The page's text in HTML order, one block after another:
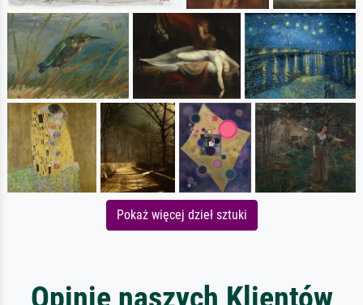
Pokaż więcej dzieł sztuki
Opinie naszych Klientów